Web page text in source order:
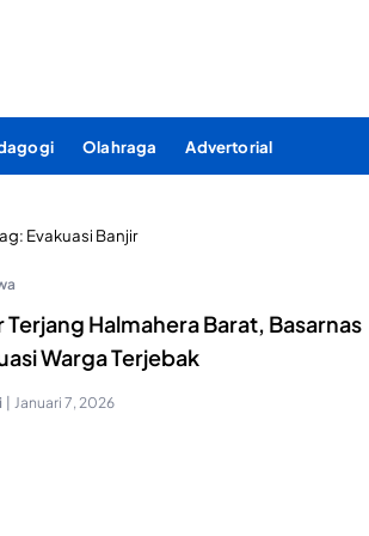
Olahraga Advertorial
Evakuasi Banjir
Terjang Halmahera Barat, Basarnas
Warga Terjebak
| Januari 7, 2026